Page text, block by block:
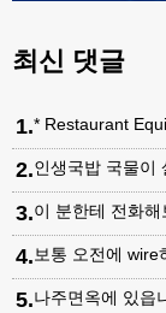
최신 댓글
1.* Restaurant
2.인생국밥 국물이
3.이 분한테 전화
4.보통 오전에 wire
5.나주면옥에 있읍